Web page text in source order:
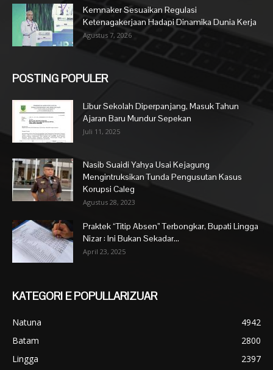
Kemnaker Sesuaikan Regulasi
Ketenagakerjaan Hadapi Dinamika Dunia Kerja
Agustus 7, 2026
POSTING POPULER
Libur Sekolah Diperpanjang, Masuk Tahun
Ajaran Baru Mundur Sepekan
Juli 11, 2025
Nasib Suaidi Yahya Usai Kejagung
Mengintruksikan Tunda Pengusutan Kasus
Korupsi Caleg
Agustus 28, 2023
Praktek “Titip Absen” Terbongkar, Bupati Lingga
Nizar : Ini Bukan Sekadar...
April 23, 2025
KATEGORI E POPULLARIZUAR
Natuna
4942
Batam
2800
Lingga
2397